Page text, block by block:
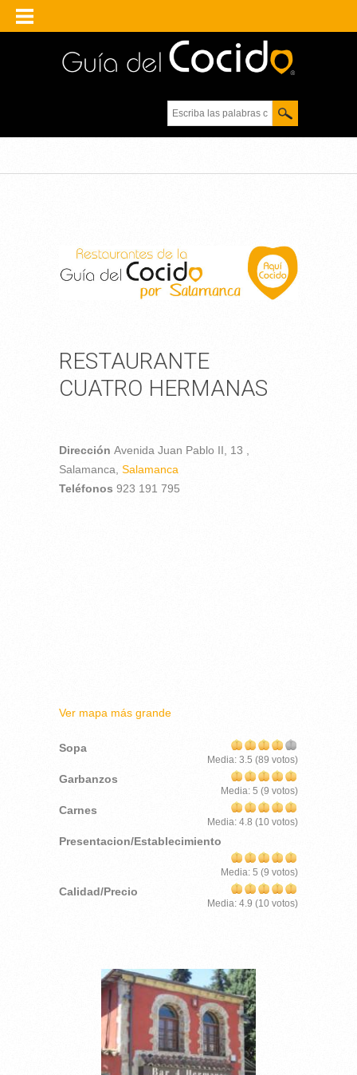
Escriba las palabras
clave.
RESTAURANTE
CUATRO HERMANAS
Dirección Avenida Juan Pablo II, 13 ,
Salamanca, Salamanca
Teléfonos 923 191 795
Ver mapa más grande
Sopa
Media: 3.5 (89 votos)
Garbanzos
Media: 5 (9 votos)
Carnes
Media: 4.8 (10 votos)
Presentacion/Establecimiento
Media: 5 (9 votos)
Calidad/Precio
Media: 4.9 (10 votos)